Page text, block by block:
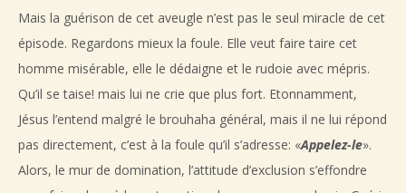
Mais la guérison de cet aveugle n’est pas le seul miracle de cet
épisode. Regardons mieux la foule. Elle veut faire taire cet
homme misérable, elle le dédaigne et le rudoie avec mépris.
Qu’il se taise! mais lui ne crie que plus fort. Etonnamment,
Jésus l’entend malgré le brouhaha général, mais il ne lui répond
pas directement, c’est à la foule qu’il s’adresse: «Appelez-le».
Alors, le mur de domination, l’attitude d’exclusion s’effondre